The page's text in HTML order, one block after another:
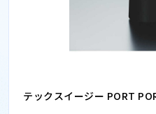
テックスイージー PORT